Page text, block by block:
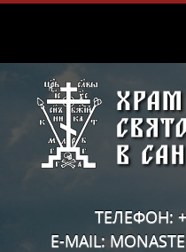
ТЕЛЕФОН: +
E-MAIL: